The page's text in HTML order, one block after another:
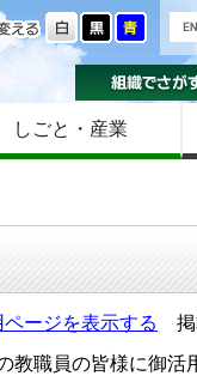
色を変える
しごと・産業
ページを表示する
掲
職員の皆様に御活